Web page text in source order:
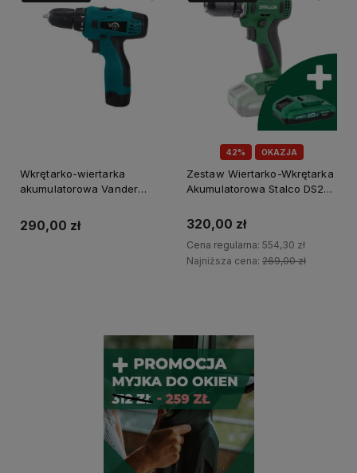
Wkrętarko-wiertarka
akumulatorowa Vander
290,00 zł
42% OKAZJA
Zestaw Wiertarko-Wkrętarka
Akumulatorowa Stalco DS20-
320,00 zł
Cena regularna: 554,30 zł
Najniższa cena: 269,00 zł